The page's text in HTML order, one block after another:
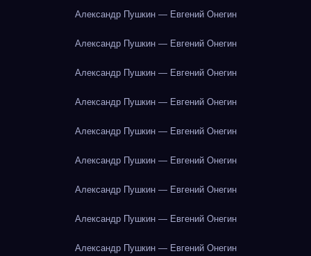
Александр Пушкин — Евгений Онегин
Александр Пушкин — Евгений Онегин
Александр Пушкин — Евгений Онегин
Александр Пушкин — Евгений Онегин
Александр Пушкин — Евгений Онегин
Александр Пушкин — Евгений Онегин
Александр Пушкин — Евгений Онегин
Александр Пушкин — Евгений Онегин
Александр Пушкин — Евгений Онегин